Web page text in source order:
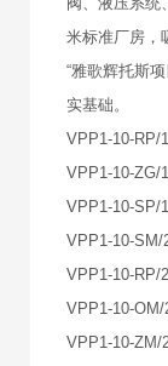
米标准厂房，
“雅歌辉托斯
实基础。
VPP1-10-
VPP1-10-ZG/
VPP1-10-SP/
VPP1-10-
VPP1-10-RP/
VPP1-10-OM/
VPP1-10-